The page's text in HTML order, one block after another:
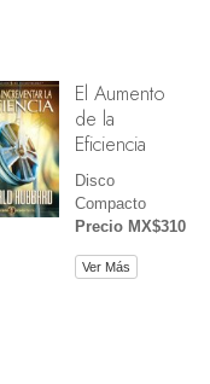
El Aumento
de la
Eficiencia
Disco
Compacto
Precio MX$310
Ver Más